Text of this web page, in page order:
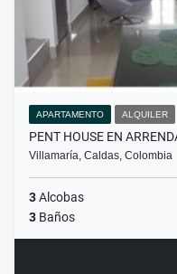
APARTAMENTO ALQUILER
PENT HOUSE EN
Villamaría, Caldas, Colombia
3Alcobas
3 Baños